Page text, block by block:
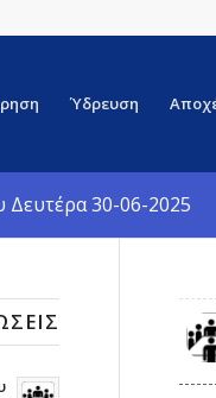
Ύδρευση
30-06-2025